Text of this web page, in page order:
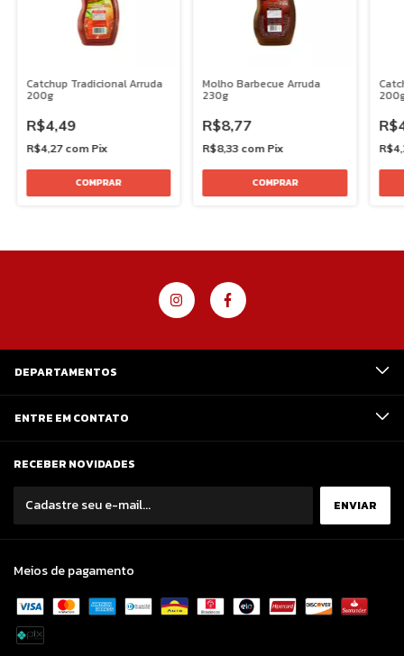
Catchup Tradicional Arruda
200g
R$4,49
R$4,27 com Pix
Molho Barbecue Arruda
230g
R$8,77
R$8,33 com Pix
DEPARTAMENTOS
ENTRE EM CONTATO
RECEBER NOVIDADES
Meios de pagamento